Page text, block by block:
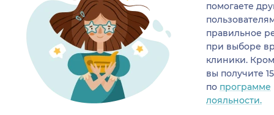
помогаете
правильное
при выборе
клиники.
вы получите
по программе
лояльности.